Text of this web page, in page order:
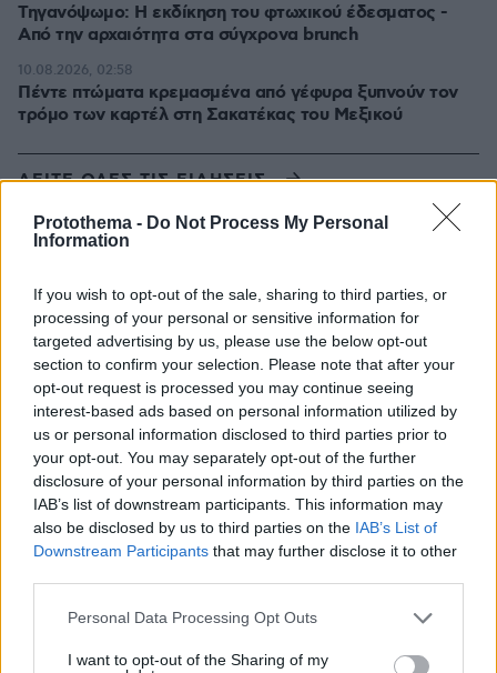
Protothema - Do Not Process My Personal
Information
If you wish to opt-out of the sale, sharing to third parties, or
processing of your personal or sensitive information for
targeted advertising by us, please use the below opt-out
section to confirm your selection. Please note that after your
opt-out request is processed you may continue seeing
interest-based ads based on personal information utilized by
us or personal information disclosed to third parties prior to
your opt-out. You may separately opt-out of the further
disclosure of your personal information by third parties on the
IAB’s list of downstream participants. This information may
also be disclosed by us to third parties on the IAB’s List of
Downstream Participants that may further disclose it to other
Please note that this website/app uses one or more Google
not limited to your visit or usage behaviour. You may click to
Personal Data Processing Opt Outs
I want to opt-out of the Sharing of my
Τηγανόψωμο: Η εκδίκηση του φτωχικού έδεσματος -
Από την αρχαιότητα στα σύγχρονα brunch
Πέντε πτώματα κρεμασμένα από γέφυρα ξυπνούν τον
τρόμο των καρτέλ στη Σακατέκας του Μεξικού
10.08.2026, 02:58
ΔΕΙΤΕ ΟΛΕΣ ΤΙΣ ΕΙΔΗΣΕΙΣ
ΤΑ ΠΙΟ ΔΗΜΟΦΙΛΗ